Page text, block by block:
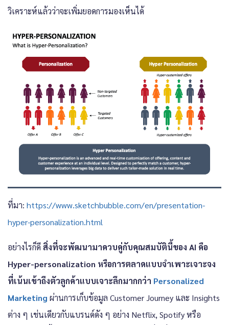
วิเคราะห์แล้วว่าจะเพิ่มยอดการมองเห็นได้
ที่มา: https://www.sketchbubble.com/en/presentation-
hyper-personalization.html
อย่างไรก็ดีสิ่งที่จะพัฒนามาควบคู่กับคุณสมบัตินี้ของ AI คือ
Hyper-personalization หรือการตลาดแบบจำเพาะเจาะจง
ที่เน้นเข้าถึงตัวลูกค้าแบบเจาะลึกมากกว่า Personalized
Marketing ผ่านการเก็บข้อมูล Customer Journey และ Insights
ต่าง ๆ เช่นเดียวกับแบรนด์ดัง ๆ อย่าง Netflix, Spotify หรือ